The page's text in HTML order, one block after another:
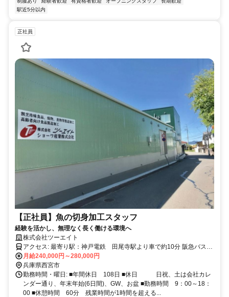
駅近5分以内
正社員
【正社員】魚の切身加工スタッフ
経験を活かし、無理なく長く働ける環境へ
株式会社ツーエイト
アクセス: 最寄り駅：神戸電鉄 田尾寺駅より車で約10分 阪急バス
月給240,000円～280,000円
兵庫県西宮市
勤務時間・曜日: ■年間休日 108日 ■休日 日祝、土は会社カレ
ンダー通り、年末年始(6日間)、GW、お盆 ■勤務時間 9：00～18：
00 ■休憩時間 60分 残業時間が1時間を超える...